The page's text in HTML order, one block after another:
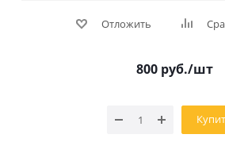
Отложить
800руб./шт